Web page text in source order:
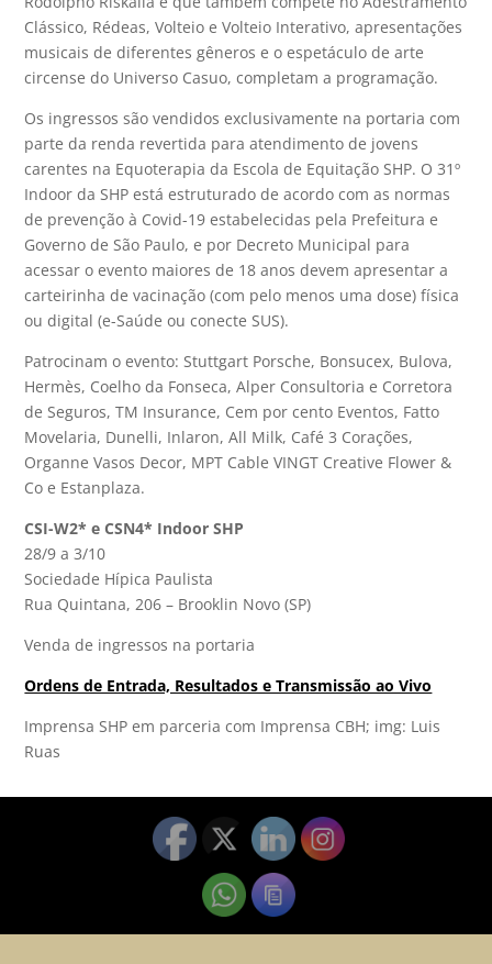
Clássico, Rédeas, Volteio e Volteio Interativo, apresentações
musicais de diferentes gêneros e o espetáculo de arte
circense do Universo Casuo, completam a programação.
Os ingressos são vendidos exclusivamente na portaria com
parte da renda revertida para atendimento de jovens
carentes na Equoterapia da Escola de Equitação SHP. O 31º
Indoor da SHP está estruturado de acordo com as normas
de prevenção à Covid-19 estabelecidas pela Prefeitura e
Governo de São Paulo, e por Decreto Municipal para
acessar o evento maiores de 18 anos devem apresentar a
carteirinha de vacinação (com pelo menos uma dose) física
ou digital (e-Saúde ou conecte SUS).
Patrocinam o evento: Stuttgart Porsche, Bonsucex, Bulova,
Hermès, Coelho da Fonseca, Alper Consultoria e Corretora
de Seguros, TM Insurance, Cem por cento Eventos, Fatto
Movelaria, Dunelli, Inlaron, All Milk, Café 3 Corações,
Organne Vasos Decor, MPT Cable VINGT Creative Flower &
Co e Estanplaza.
CSI-W2* e CSN4* Indoor SHP
28/9 a 3/10
Sociedade Hípica Paulista
Rua Quintana, 206 – Brooklin Novo (SP)
Venda de ingressos na portaria
Ordens de Entrada, Resultados e Transmissão ao Vivo
Imprensa SHP em parceria com Imprensa CBH; img: Luis
Ruas